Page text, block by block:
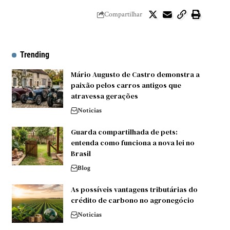
Compartilhar
Trending
Mário Augusto de Castro demonstra a
paixão pelos carros antigos que
atravessa gerações
Noticias
Guarda compartilhada de pets:
entenda como funciona a nova lei no
Brasil
Blog
As possíveis vantagens tributárias do
crédito de carbono no agronegócio
Noticias